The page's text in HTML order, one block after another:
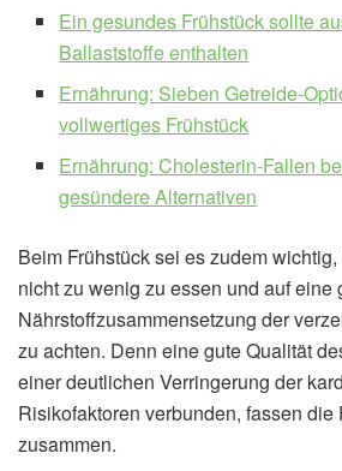
Ein gesundes Frühstück sollte
Ballaststoffe enthalten
Ernährung: Sieben Getreide-
vollwertiges Frühstück
Ernährung: Cholesterin-Fallen
gesündere Alternativen
Beim Frühstück sei es zudem
nicht zu wenig zu essen und auf eine
Nährstoffzusammensetzung der
zu achten. Denn eine gute Qualität
einer deutlichen Verringerung der
Risikofaktoren verbunden, fassen die
zusammen.